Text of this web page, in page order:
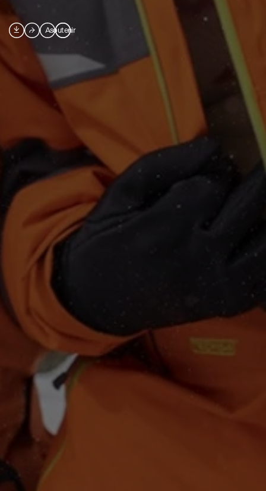
 ⮫ Asoutenir